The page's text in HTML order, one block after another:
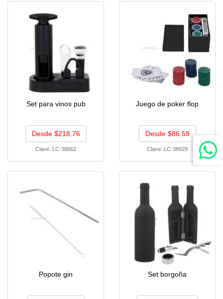
Set para vinos pub
Desde $218.76
Clave: LC-38662
Juego de poker flop
Desde $86.59
Clave: LC-38929
Popote gin Set borgoña